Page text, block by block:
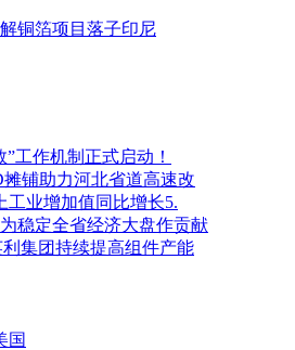
铜箔项目落子印尼
工作机制正式启动！
铺助力河北省道高速改
工业增加值同比增长5.
稳定全省经济大盘作贡献
集团持续提高组件产能
国